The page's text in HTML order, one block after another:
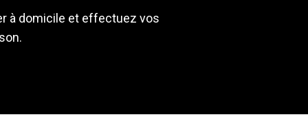
à domicile et effectuez vos